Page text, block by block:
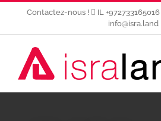
Contactez-nous ! IL +972733165016
info@isra.land